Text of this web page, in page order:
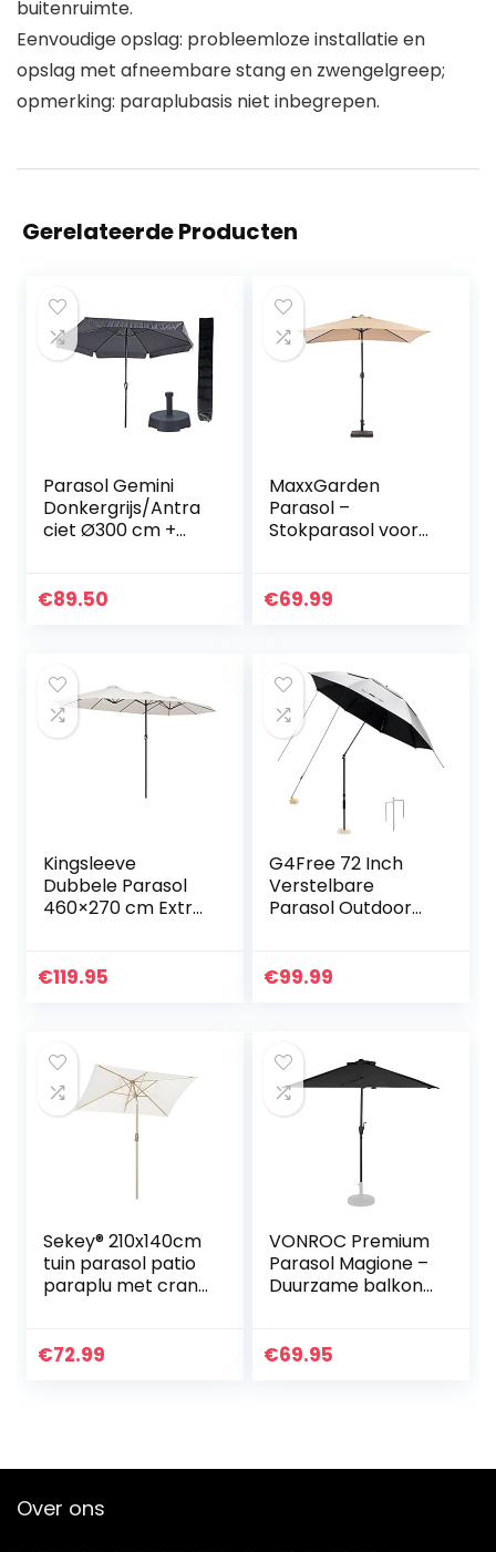
buitenruimte.
Eenvoudige opslag: probleemloze installatie en
opslag met afneembare stang en zwengelgreep;
opmerking: paraplubasis niet inbegrepen.
Gerelateerde Producten
Parasol Gemini
Donkergrijs/Antra
ciet Ø300 cm +
€89.50
MaxxGarden
Parasol –
Stokparasol voor
ecc. – Vierkante
€69.99
Kingsleeve
Dubbele Parasol
460×270 cm Extra
bescherming 40+
€119.95
G4Free 72 Inch
Verstelbare
Parasol Outdoor
Tuin Onderdak
€99.99
Sekey® 210x140cm
tuin parasol patio
paraplu met crank
upf 50+ rechthoek
€72.99
VONROC Premium
Parasol Magione –
Duurzame balkon
werend doek –
€69.95
Over ons